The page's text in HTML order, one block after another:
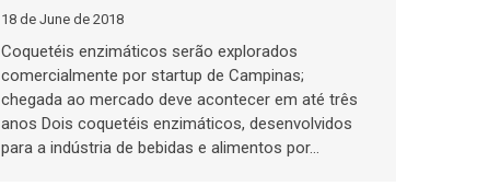
18 de June de 2018
Coquetéis enzimáticos serão explorados
comercialmente por startup de Campinas;
chegada ao mercado deve acontecer em até três
anos Dois coquetéis enzimáticos, desenvolvidos
para a indústria de bebidas e alimentos por…